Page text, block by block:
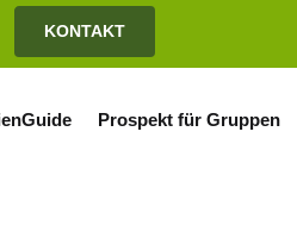
KONTAKT
Prospekt für Gruppen